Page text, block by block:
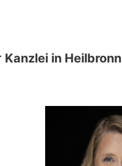
Kanzlei in Heilbronn